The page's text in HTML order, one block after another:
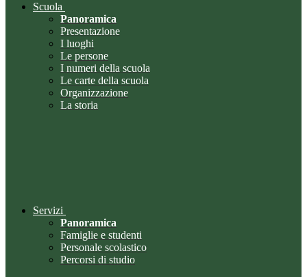
Scuola
Panoramica
Presentazione
I luoghi
Le persone
I numeri della scuola
Le carte della scuola
Organizzazione
La storia
Servizi
Panoramica
Famiglie e studenti
Personale scolastico
Percorsi di studio